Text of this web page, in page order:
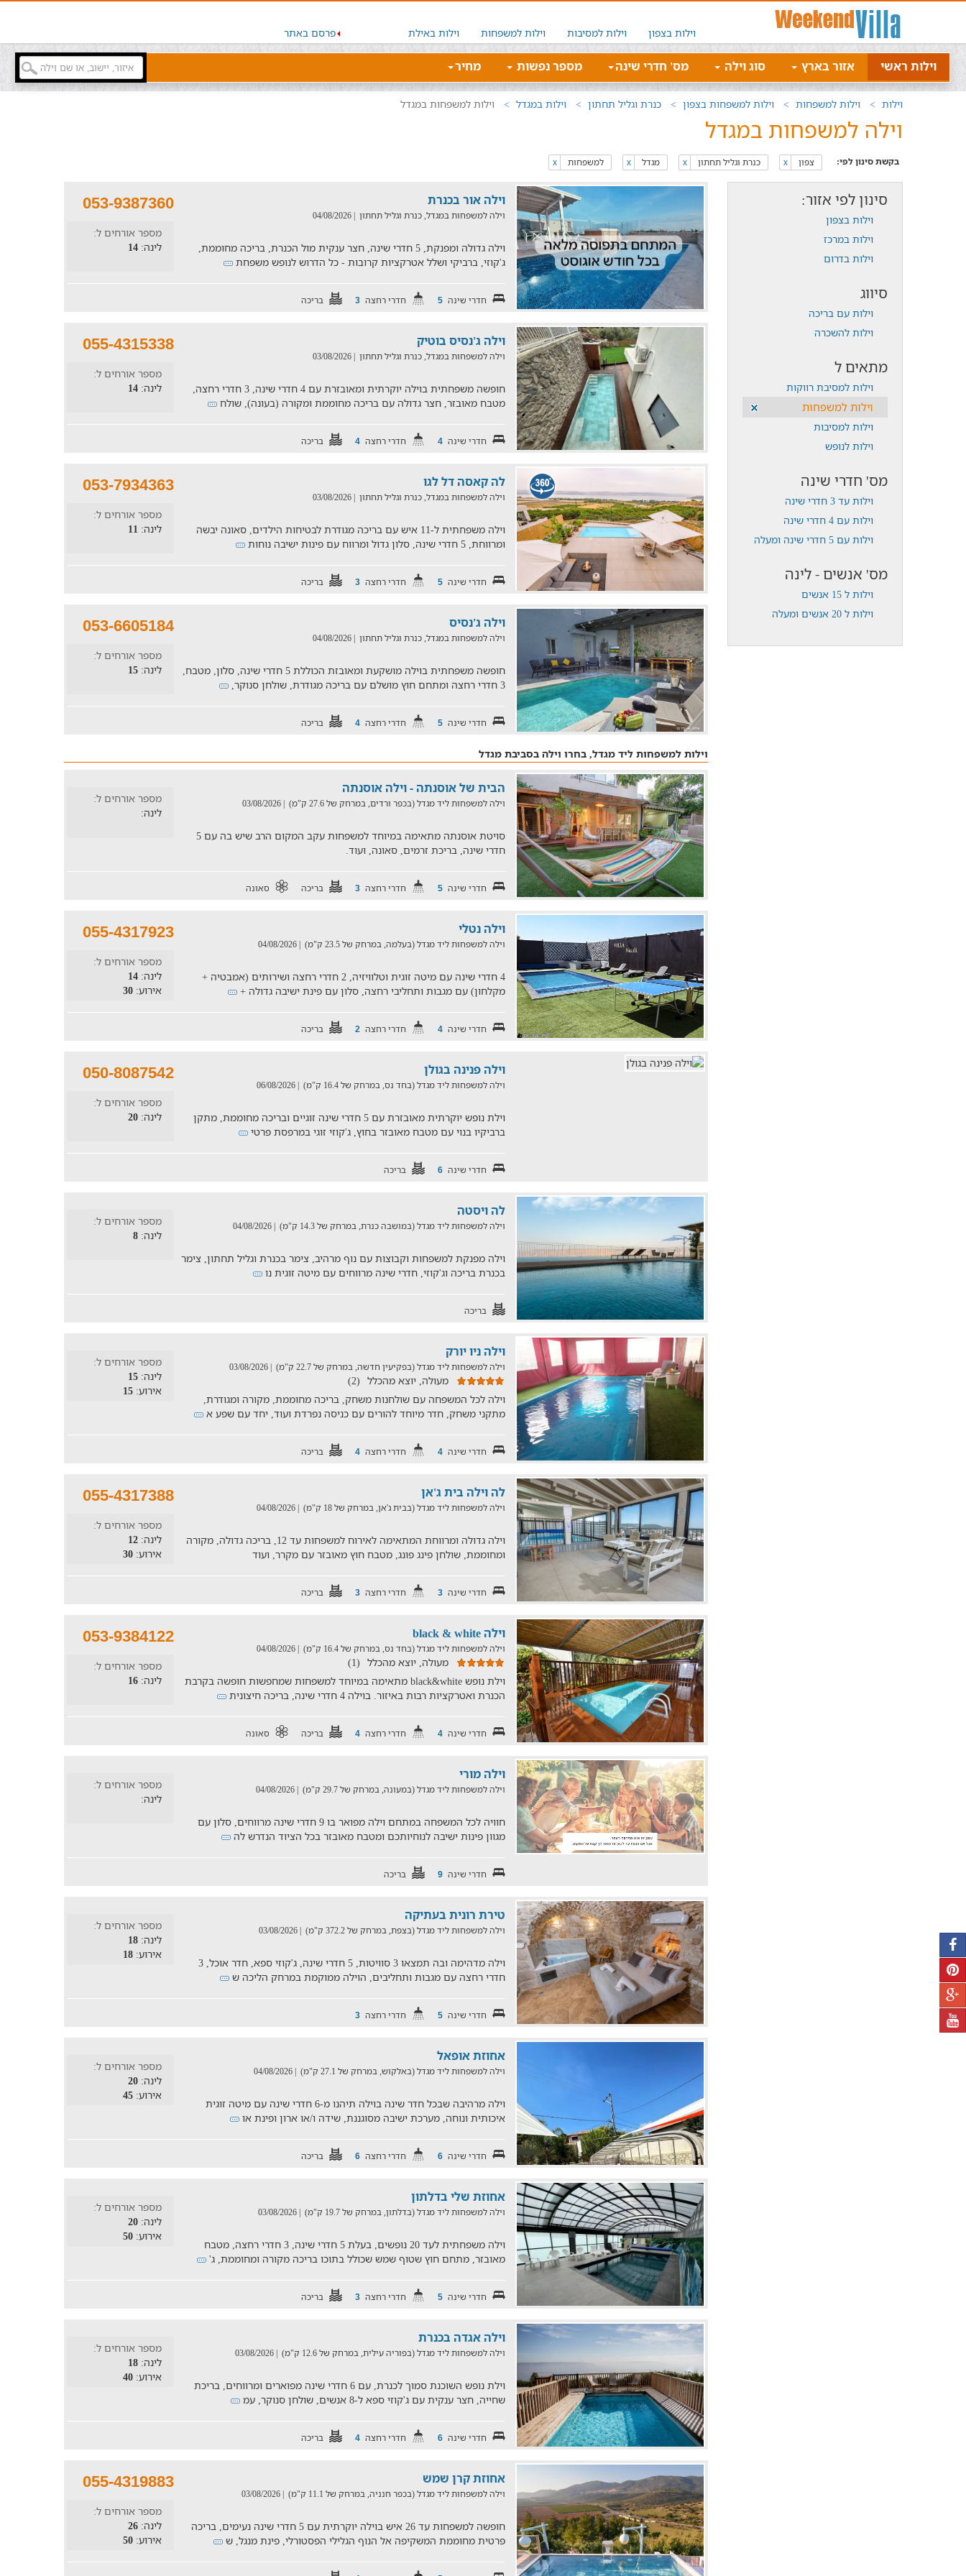
וילות בצפון וילות למסיבות וילות למשפחות וילות באילת פרסם באתר
וילות ראשי אזור בארץ סוג וילה מס' חדרי שינה מספר נפשות מחיר
וילות וילות למשפחות וילות למשפחות בצפון כנרת וגליל תחתון וילות במגדל וילות למשפחות במגדל
וילה למשפחות במגדל
בקשת סינון לפי: x צפון x כנרת וגליל תחתון x מגדל x למשפחות
סינון לפי אזור:
וילות בצפון
וילות במרכז
וילות בדרום
סיווג
וילות עם בריכה
וילות להשכרה
מתאים ל
וילות למסיבת רווקות
וילות למשפחות
וילות למסיבות
וילות לנופש
מס' חדרי שינה
וילות עד 3 חדרי שינה
וילות עם 4 חדרי שינה
וילות עם 5 חדרי שינה ומעלה
מס' אנשים - לינה
וילות ל 15 אנשים
וילות ל 20 אנשים ומעלה
וילה אור בכנרת
וילה למשפחות במגדל, כנרת וגליל תחתון | 04/08/2026
וילה גדולה ומפנקת, 5 חדרי שינה, חצר ענקית מול הכנרת, בריכה מחוממת,
ג'קוזי, ברביקי ושלל אטרקציות קרובות - כל הדרוש לנופש משפחת
053-9387360
מספר אורחים ל:
לינה:14
חדרי שינה 5 חדרי רחצה 3 בריכה
וילה ג'נסיס בוטיק
וילה למשפחות במגדל, כנרת וגליל תחתון | 03/08/2026
חופשה משפחתית בוילה יוקרתית ומאובזרת עם 4 חדרי שינה, 3 חדרי רחצה,
מטבח מאובזר, חצר גדולה עם בריכה מחוממת ומקורה (בעונה), שולח
055-4315338
מספר אורחים ל:
לינה:14
חדרי שינה 4 חדרי רחצה 4 בריכה
לה קאסה דל לגו
וילה למשפחות במגדל, כנרת וגליל תחתון | 03/08/2026
וילה משפחתית ל-11 איש עם בריכה מגודרת לבטיחות הילדים, סאונה יבשה
ומרווחת, 5 חדרי שינה, סלון גדול ומרווח עם פינות ישיבה נוחות
053-7934363
מספר אורחים ל:
לינה:11
חדרי שינה 5 חדרי רחצה 3 בריכה
וילה ג'נסיס
וילה למשפחות במגדל, כנרת וגליל תחתון | 04/08/2026
חופשה משפחתית בוילה מושקעת ומאובזת הכוללת 5 חדרי שינה, סלון, מטבח,
3 חדרי רחצה ומתחם חוץ מושלם עם בריכה מגודרת, שולחן סנוקר,
053-6605184
מספר אורחים ל:
לינה:15
חדרי שינה 5 חדרי רחצה 4 בריכה
וילות למשפחות ליד מגדל, בחרו וילה בסביבת מגדל
הבית של אוסנתה - וילה אוסנתה
וילה למשפחות ליד מגדל (בכפר ורדים, במרחק של 27.6 ק"מ) | 03/08/2026
סויטת אוסנתה מתאימה במיוחד למשפחות עקב המקום הרב שיש בה עם 5
חדרי שינה, בריכת זרמים, סאונה, ועוד.
מספר אורחים ל:
לינה:
חדרי שינה 5 חדרי רחצה 3 בריכה סאונה
וילה נטלי
וילה למשפחות ליד מגדל (בעלמה, במרחק של 23.5 ק"מ) | 04/08/2026
4 חדרי שינה עם מיטה זוגית וטלוויזיה, 2 חדרי רחצה ושירותים (אמבטיה +
מקלחון) עם מגבות ותחליבי רחצה, סלון עם פינת ישיבה גדולה +
055-4317923
מספר אורחים ל:
לינה:14
אירוע:30
חדרי שינה 4 חדרי רחצה 2 בריכה
וילה פנינה בגולן
וילה למשפחות ליד מגדל (בחד נס, במרחק של 16.4 ק"מ) | 06/08/2026
וילת נופש יוקרתית מאובזרת עם 5 חדרי שינה זוגיים ובריכה מחוממת, מתקן
ברביקיו בנוי עם מטבח מאובזר בחוץ, ג'קוזי זוגי במרפסת פרטי
050-8087542
מספר אורחים ל:
לינה:20
חדרי שינה 6 בריכה
לה ויסטה
וילה למשפחות ליד מגדל (במושבה כנרת, במרחק של 14.3 ק"מ) | 04/08/2026
וילה מפנקת למשפחות וקבוצות עם נוף מרהיב, צימר בכנרת וגליל תחתון, צימר
בכנרת בריכה וג'קוזי, חדרי שינה מרווחים עם מיטה זוגית נו
מספר אורחים ל:
לינה:8
בריכה
וילה ניו יורק
וילה למשפחות ליד מגדל (בפקיעין חדשה, במרחק של 22.7 ק"מ) | 03/08/2026
מעולה, יוצא מהכלל (2)
וילה לכל המשפחה עם שולחנות משחק, בריכה מחוממת, מקורה ומגודרת,
מתקני משחק, חדר מיוחד להורים עם כניסה נפרדת ועוד, יחד עם שפע א
מספר אורחים ל:
לינה:15
אירוע:15
חדרי שינה 4 חדרי רחצה 4 בריכה
לה וילה בית ג'אן
וילה למשפחות ליד מגדל (בבית ג'אן, במרחק של 18 ק"מ) | 04/08/2026
וילה גדולה ומרווחת המתאימה לאירוח למשפחות עד 12, בריכה גדולה, מקורה
ומחוממת, שולחן פינג פונג, מטבח חוץ מאובזר עם מקרר, ועוד
055-4317388
מספר אורחים ל:
לינה:12
אירוע:30
חדרי שינה 3 חדרי רחצה 3 בריכה
וילה black & white
וילה למשפחות ליד מגדל (בחד נס, במרחק של 16.4 ק"מ) | 04/08/2026
מעולה, יוצא מהכלל (1)
וילת נופש black&white מתאימה במיוחד למשפחות שמחפשות חופשה בקרבת
הכנרת ואטרקציות רבות באיזור. בוילה 4 חדרי שינה, בריכה חיצונית
053-9384122
מספר אורחים ל:
לינה:16
חדרי שינה 4 חדרי רחצה 4 בריכה סאונה
וילה מורי
וילה למשפחות ליד מגדל (במעונה, במרחק של 29.7 ק"מ) | 04/08/2026
חוויה לכל המשפחה במתחם וילה מפואר בו 9 חדרי שינה מרווחים, סלון עם
מגוון פינות ישיבה לנוחיותכם ומטבח מאובזר בכל הציוד הנדרש לה
מספר אורחים ל:
לינה:
חדרי שינה 9 בריכה
טירת רונית בעתיקה
וילה למשפחות ליד מגדל (בצפת, במרחק של 372.2 ק"מ) | 03/08/2026
וילה מדהימה ובה תמצאו 3 סוויטות, 5 חדרי שינה, ג'קוזי ספא, חדר אוכל, 3
חדרי רחצה עם מגבות ותחליבים, הוילה ממוקמת במרחק הליכה ש
מספר אורחים ל:
לינה:18
אירוע:18
חדרי שינה 5 חדרי רחצה 3
אחוזת אופאל
וילה למשפחות ליד מגדל (באלקוש, במרחק של 27.1 ק"מ) | 04/08/2026
וילה מרהיבה שבכל חדר שינה בוילה תיהנו מ-6 חדרי שינה עם מיטה זוגית
איכותית ונוחה, מערכת ישיבה מסוגננת, שידה ו/או ארון ופינת או
מספר אורחים ל:
לינה:20
אירוע:45
חדרי שינה 6 חדרי רחצה 6 בריכה
אחוזת שלי בדלתון
וילה למשפחות ליד מגדל (בדלתון, במרחק של 19.7 ק"מ) | 03/08/2026
וילה משפחתית לעד 20 נופשים, בעלת 5 חדרי שינה, 3 חדרי רחצה, מטבח
מאובזר, מתחם חוץ שטוף שמש שכולל בתוכו בריכה מקורה ומחוממת, ג'
מספר אורחים ל:
לינה:20
אירוע:50
חדרי שינה 5 חדרי רחצה 3 בריכה
וילה אגדה בכנרת
וילה למשפחות ליד מגדל (בפוריה עילית, במרחק של 12.6 ק"מ) | 03/08/2026
וילת נופש השוכנת סמוך לכנרת, עם 6 חדרי שינה מפוארים ומרווחים, בריכת
שחייה, חצר ענקית עם ג'קוזי ספא ל-8 אנשים, שולחן סנוקר, עמ
מספר אורחים ל:
לינה:18
אירוע:40
חדרי שינה 6 חדרי רחצה 4 בריכה
אחוזת קרן שמש
וילה למשפחות ליד מגדל (בכפר חנניה, במרחק של 11.1 ק"מ) | 03/08/2026
חופשה למשפחות עד 26 איש בוילה יוקרתית עם 5 חדרי שינה נעימים, בריכה
פרטית מחוממת המשקיפה אל הנוף הגלילי הפסטורלי, פינת מנגל, ש
055-4319883
מספר אורחים ל:
לינה:26
אירוע:50